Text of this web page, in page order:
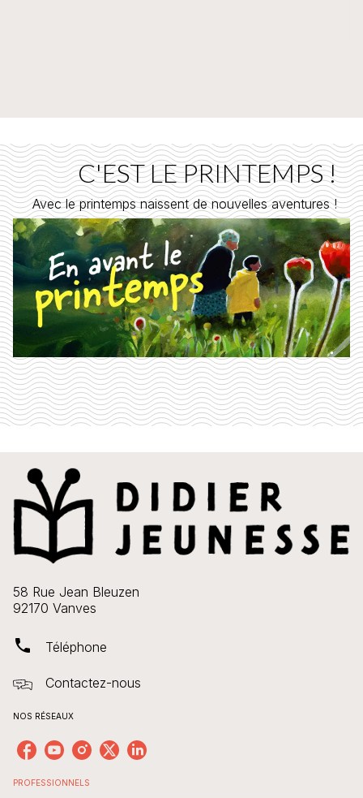
C'EST LE PRINTEMPS !
Avec le printemps naissent de nouvelles aventures !
58 Rue Jean Bleuzen
92170 Vanves
phone Téléphone
Contactez-nous
NOS RÉSEAUX
PROFESSIONNELS